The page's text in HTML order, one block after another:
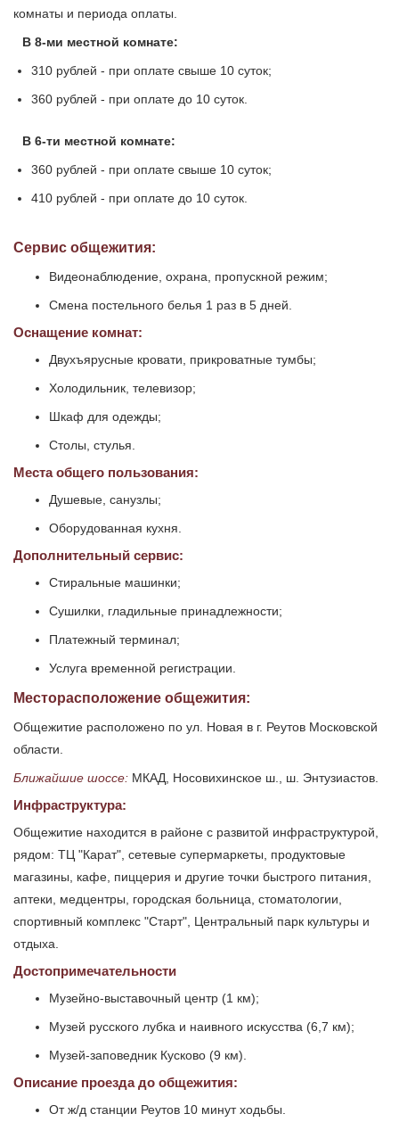
комнаты и периода оплаты.
В 8-ми местной комнате:
310 рублей - при оплате свыше 10 суток;
360 рублей - при оплате до 10 суток.
В 6-ти местной комнате:
360 рублей - при оплате свыше 10 суток;
410 рублей - при оплате до 10 суток.
Сервис общежития:
Видеонаблюдение, охрана, пропускной режим;
Смена постельного белья 1 раз в 5 дней.
Оснащение комнат:
Двухъярусные кровати, прикроватные тумбы;
Холодильник, телевизор;
Шкаф для одежды;
Столы, стулья.
Места общего пользования:
Душевые, санузлы;
Оборудованная кухня.
Дополнительный сервис:
Стиральные машинки;
Сушилки, гладильные принадлежности;
Платежный терминал;
Услуга временной регистрации.
Месторасположение общежития:
Общежитие расположено по ул. Новая в г. Реутов Московской
области.
Ближайшие шоссе: МКАД, Носовихинское ш., ш. Энтузиастов.
Инфраструктура:
Общежитие находится в районе с развитой инфраструктурой,
рядом: ТЦ "Карат", сетевые супермаркеты, продуктовые
магазины, кафе, пиццерия и другие точки быстрого питания,
аптеки, медцентры, городская больница, стоматологии,
спортивный комплекс "Старт", Центральный парк культуры и
отдыха.
Достопримечательности
Музейно-выставочный центр (1 км);
Музей русского лубка и наивного искусства (6,7 км);
Музей-заповедник Кусково (9 км).
Описание проезда до общежития:
От ж/д станции Реутов 10 минут ходьбы.